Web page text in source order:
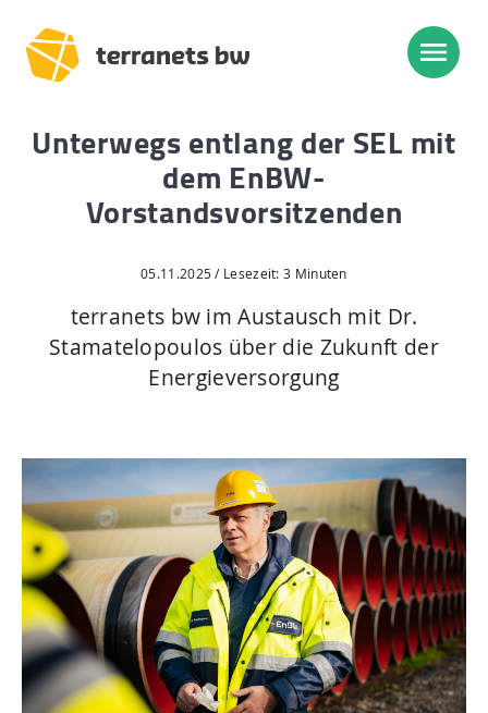
Trassenverlauf SEL:
Lampertheim – Heidelberg
Heilbronn – Löchgau
Löchgau – Esslingen a. N.
Esslingen a. N. – Bissingen
Planung, Bau, Betrieb
Aktuelles
Mediathek
Newsletter
Kontakt
Suche
Unterwegs entlang der SEL mit
dem EnBW-
Vorstandsvorsitzenden
05.11.2025 / Lesezeit: 3 Minuten
terranets bw im Austausch mit Dr.
Stamatelopoulos über die Zukunft der
Energieversorgung